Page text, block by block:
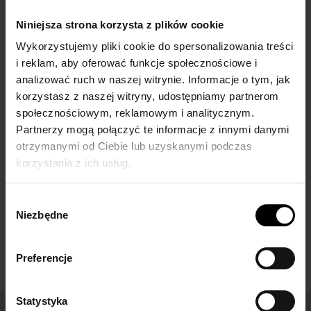
Niniejsza strona korzysta z plików cookie
Wykorzystujemy pliki cookie do spersonalizowania treści
i reklam, aby oferować funkcje społecznościowe i
analizować ruch w naszej witrynie. Informacje o tym, jak
korzystasz z naszej witryny, udostępniamy partnerom
społecznościowym, reklamowym i analitycznym.
Partnerzy mogą połączyć te informacje z innymi danymi
otrzymanymi od Ciebie lub uzyskanymi podczas
korzystania z ich usług.
zgody
Niezbędne
Preferencje
Statystyka
Skarpetki do
mokasynów
damskich –
inspiracje i trendy
What to wear
fishnet tights with
and how to style
them? Our guide
Fishnet tights are back in
style, taking over both
runways and everyday